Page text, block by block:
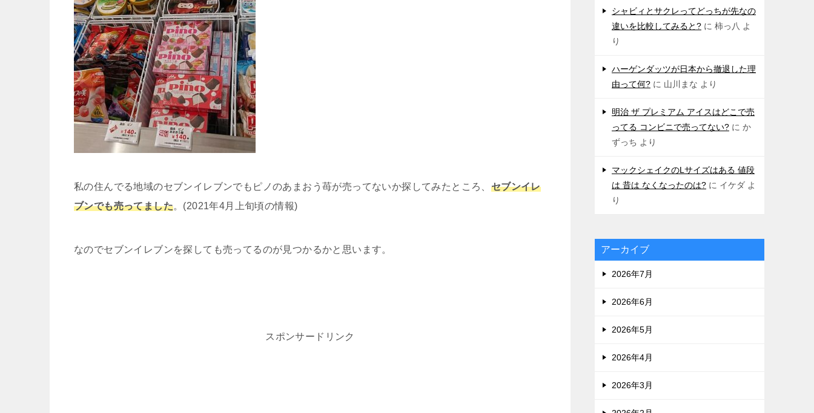
私の住んでる地域のセブンイレブンでもピノのあまおう苺が売ってないか探してみたところ、 セブンイレ
ブンでも売ってました。(2021年4月上旬頃の情報)
なのでセブンイレブンを探しても売ってるのが見つかるかと思います。
スポンサードリンク
シャビィとサクレってどっちが先なの
違いを比較してみると? に 柿っ八 よ
り
ハーゲンダッツが日本から撤退した理
由って何? に 山川まな より
明治 ザ プレミアム アイスはどこで売
ってる コンビニで売ってない? に か
ずっち より
マックシェイクのLサイズはある 値段
は 昔は なくなったのは? に イケダ よ
り
アーカイブ
2026年7月
2026年6月
2026年5月
2026年4月
2026年3月